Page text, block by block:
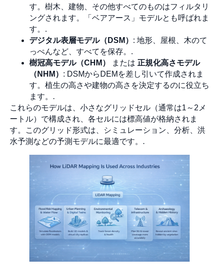
す。樹木、建物、その他すべてのものはフィルタリ
ングされます。「ベアアース」モデルとも呼ばれま
す。.
デジタル表層モデル（DSM） : 地形、屋根、木のて
っぺんなど、すべてを保存。.
樹冠高モデル（CHM）
または 正規化高さモデル
（NHM） : DSMからDEMを差し引いて作成されま
す。植生の高さや建物の高さを決定するのに役立ち
ます。.
これらのモデルは、小さなグリッドセル（通常は1～2メ
ートル）で構成され、各セルには標高値が格納されま
す。このグリッド形式は、シミュレーション、分析、洪
水予測などの予測モデルに最適です。.